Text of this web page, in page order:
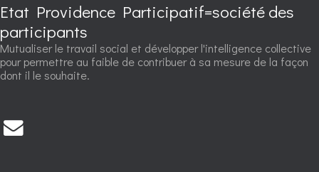
Etat Providence Participatif=société des
participants
Mutualiser le travail social et développer l'intelligence collective
pour permettre au faible de contribuer à sa mesure de la façon
dont il le souhaite.